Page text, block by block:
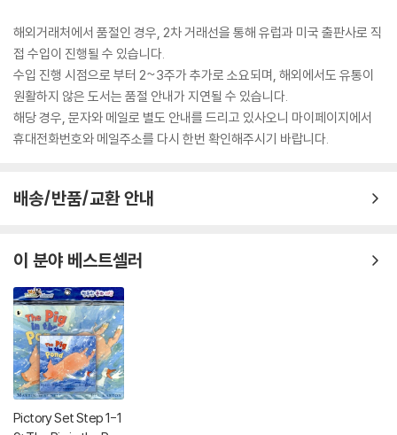
해외거래처에서 품절인 경우, 2차 거래선을 통해 유럽과 미국 출판사로 직
접 수입이 진행될 수 있습니다.
수입 진행 시점으로 부터 2~3주가 추가로 소요되며, 해외에서도 유통이
원활하지 않은 도서는 품절 안내가 지연될 수 있습니다.
해당 경우, 문자와 메일로 별도 안내를 드리고 있사오니 마이페이지에서
휴대전화번호와 메일주소를 다시 한번 확인해주시기 바랍니다.
배송/반품/교환 안내
이 분야 베스트셀러
Pictory Set Step 1-1